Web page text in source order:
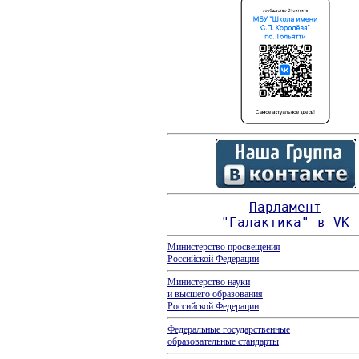
Парламент
"Галактика" в VK
Министерство просвещения
Российской Федерации
Министерство науки
и высшего образования
Российской Федерации
Федеральные государственные
образовательные стандарты